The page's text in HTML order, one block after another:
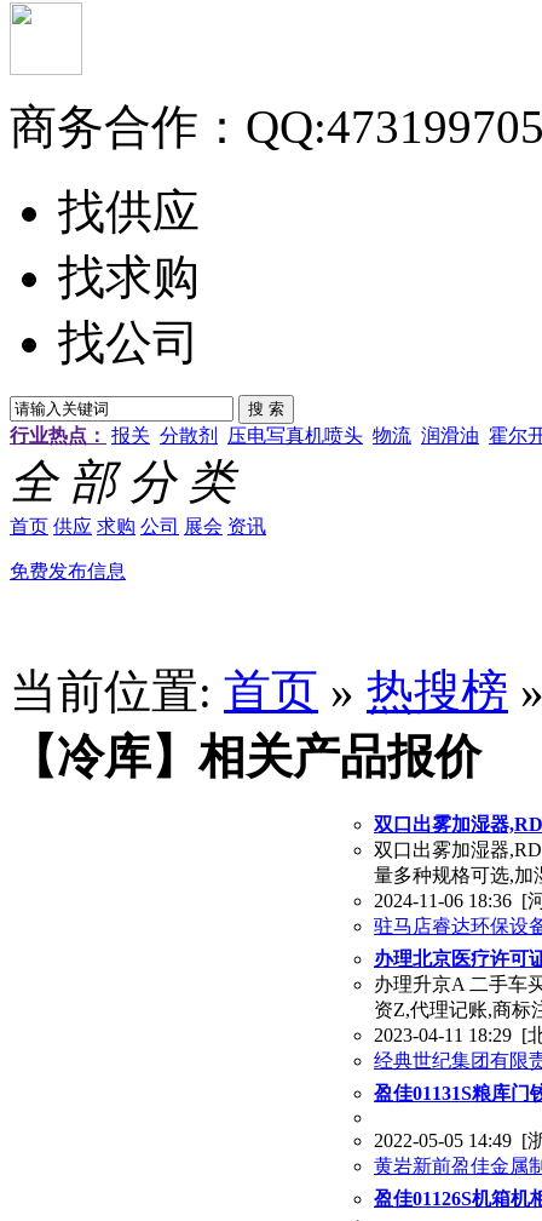
商务合作：
找供应
找求购
找公司
行业热点： 报关 分散剂 压电写真机喷头 物流 润滑油 霍尔
全 部 分 类
首页 供应 求购 公司 展会 资讯
免费发布信息
当前位置: 首页 » 热搜榜
【冷库】相关产品报价
双口出雾加湿器
双口出雾加湿器
量多种规格可选,加
2024-11-06 18:36 [
驻马店睿达环保设
办理北京医疗许可
办理升京A 二手车
资Z,代理记账,商标
2023-04-11 18:29 [
经典世纪集团有限
盈佳01131S粮库门
2022-05-05 14:49 [
黄岩新前盈佳金属
盈佳01126S机箱机